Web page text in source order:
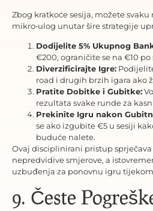
Zbog kratkoće sesija, možete
mikro‑ulog unutar šire strategije
Dodijelite 5% Ukupnog
€200, ograničite se na €10 po
Diverzificirajte Igre:
road i drugih brzih igara ako
Pratite Dobitke i Gubitke:
rezultata svake runde za
Prekinite Igru nakon
se ako izgubite €5 u sesiji
buduće nalete.
Ovaj disciplinirani pristup
nepredvidive smjerove, a
uzbuđenja za ponovnu igru
9. Česte